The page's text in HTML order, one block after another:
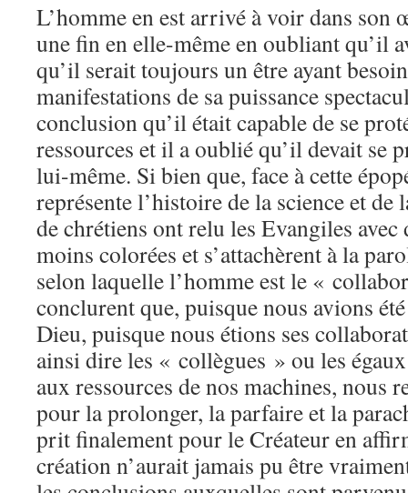
L’homme en est arrivé à voir dans
une fin en elle-même en oubliant qu’il
qu’il serait toujours un être ayant
manifestations de sa puissance
conclusion qu’il était capable de se
ressources et il a oublié qu’il devait se
lui-même. Si bien que, face à cette
représente l’histoire de la science et de
de chrétiens ont relu les Evangiles avec
moins colorées et s’attachèrent à la
selon laquelle l’homme est le «
conclurent que, puisque nous avions
Dieu, puisque nous étions ses
ainsi dire les « collègues » ou les
aux ressources de nos machines, nous
pour la prolonger, la parfaire et la
prit finalement pour le Créateur en
création n’aurait jamais pu être